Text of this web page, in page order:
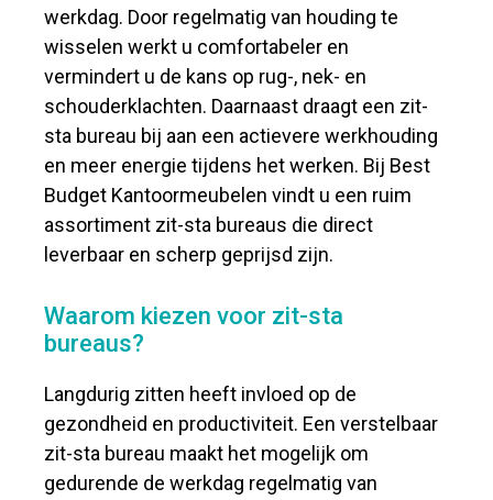
werkdag. Door regelmatig van houding te
wisselen werkt u comfortabeler en
vermindert u de kans op rug-, nek- en
schouderklachten. Daarnaast draagt een zit-
sta bureau bij aan een actievere werkhouding
en meer energie tijdens het werken. Bij Best
Budget Kantoormeubelen vindt u een ruim
assortiment zit-sta bureaus die direct
leverbaar en scherp geprijsd zijn.
Waarom kiezen voor zit-sta
bureaus?
Langdurig zitten heeft invloed op de
gezondheid en productiviteit. Een verstelbaar
zit-sta bureau maakt het mogelijk om
gedurende de werkdag regelmatig van